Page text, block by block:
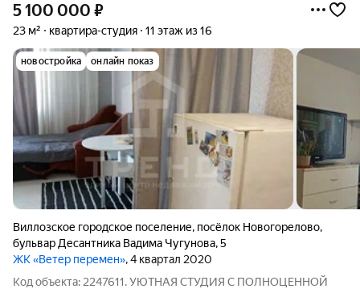
5 100 000 ₽
23 м² квартира-студия 11 этаж из 16
новостройка онлайн показ
Виллозское городское поселение, посёлок Новогорелово,
бульвар Десантника Вадима Чугунова,5
ЖК «Ветер перемен», 4 квартал 2020
Код объекта: 2247611. УЮТНАЯ СТУДИЯ С ПОЛНОЦЕННОЙ